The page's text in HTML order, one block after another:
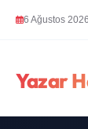
6 Ağustos
Yazar